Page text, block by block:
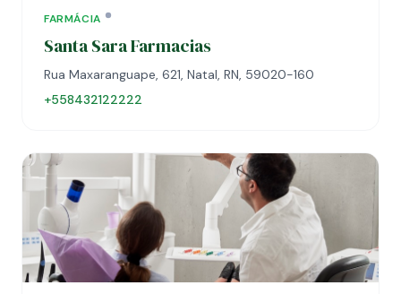
FARMÁCIA
Santa Sara Farmacias
Rua Maxaranguape, 621, Natal, RN, 59020-160
+558432122222